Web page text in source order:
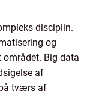
disciplin.
og
området. Big data
af
tværs af